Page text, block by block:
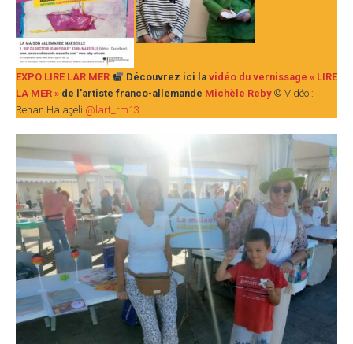
EXPO LIRE LAR MER Découvrez ici la vidéo du vernissage « LIRE
LA MER » de l’artiste franco-allemande Michèle Reby© Vidéo :
Renan Halaçeli @lart_rm13